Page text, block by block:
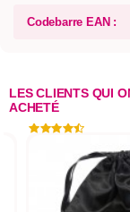
Codebarre EAN :
LES CLIENTS QUI
ACHETÉ